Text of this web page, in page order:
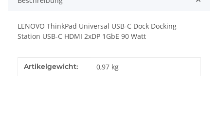
LENOVO ThinkPad Universal USB-C Dock Docking
Station USB-C HDMI 2xDP 1GbE 90 Watt
Produkteigenschaft
Wert
Artikelgewicht: 0,97 kg